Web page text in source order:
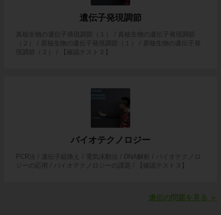
遺伝子発現調節
真核生物の遺伝子発現調節（１） / 真核生物の遺伝子発現調節
（２） / 原核生物の遺伝子発現調節（１） / 原核生物の遺伝子発
現調節（２） / 【確認テスト２】
バイオテクノロジー
PCR法 / 遺伝子組換え / 電気泳動法 / DNA解析 / バイオテクノロ
ジーの応用 / バイオテクノロジーの課題 / 【確認テスト３】
遺伝の問題を見る ＞